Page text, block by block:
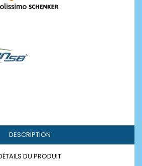
DESCRIPTION
DU PRODUIT